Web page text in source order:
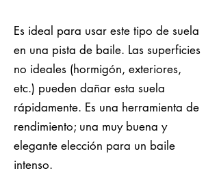
Es ideal para usar este tipo de suela
en una pista de baile. Las superficies
no ideales (hormigón, exteriores,
etc.) pueden dañar esta suela
rápidamente. Es una herramienta de
rendimiento; una muy buena y
elegante elección para un baile
intenso.